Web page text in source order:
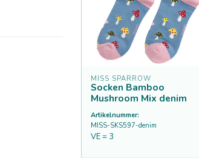
MISS SPARROW
Socken Bamboo
Mushroom Mix denim
Artikelnummer:
MISS-SKS597-denim
VE = 3